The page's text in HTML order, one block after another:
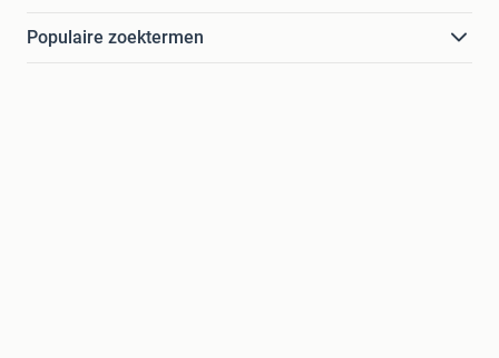
Populaire zoektermen